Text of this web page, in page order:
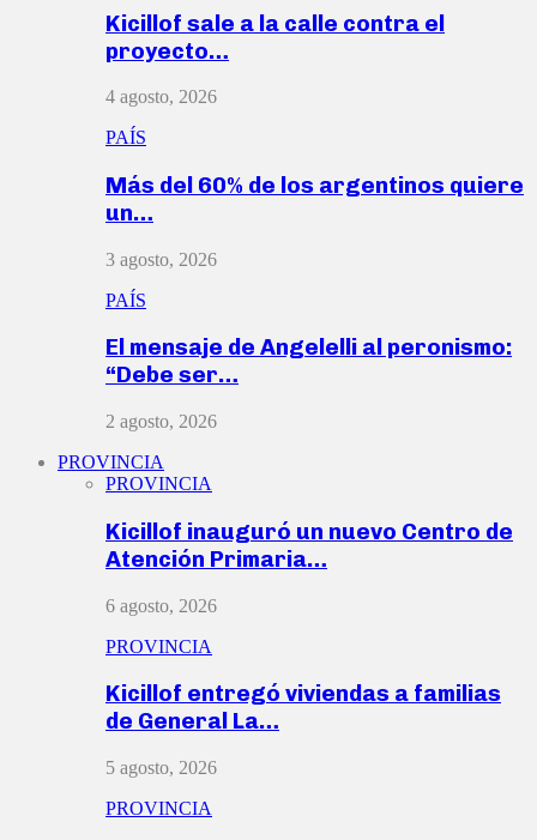
Kicillof sale a la calle contra el
proyecto…
4 agosto, 2026
PAÍS
Más del 60% de los argentinos quiere
un…
3 agosto, 2026
PAÍS
El mensaje de Angelelli al peronismo:
“Debe ser…
2 agosto, 2026
PROVINCIA
PROVINCIA
Kicillof inauguró un nuevo Centro de
Atención Primaria…
6 agosto, 2026
PROVINCIA
Kicillof entregó viviendas a familias
de General La…
5 agosto, 2026
PROVINCIA